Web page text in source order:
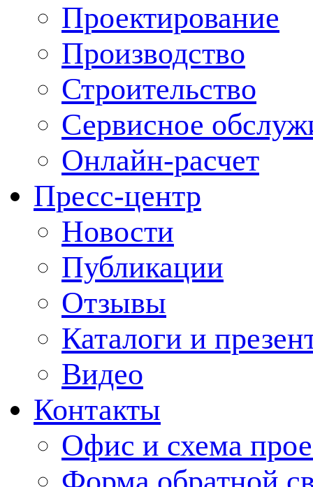
Проектирование
Производство
Строительство
Сервисное
Онлайн-расчет
Пресс-центр
Новости
Публикации
Отзывы
Каталоги и
Видео
Контакты
Офис и схема